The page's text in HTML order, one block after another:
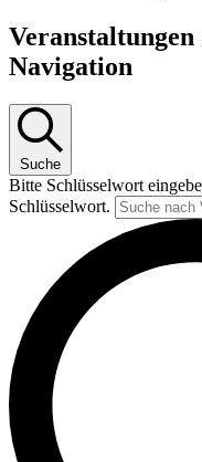
Veranstaltungen
Navigation
Suche
Bitte Schlüsselwort
Schlüsselwort.